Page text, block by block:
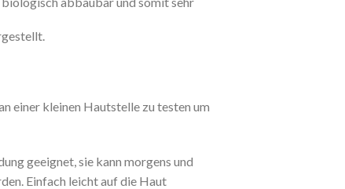
einer kleinen Hautstelle zu testen um
geeignet, sie kann morgens und
Einfach leicht auf die Haut